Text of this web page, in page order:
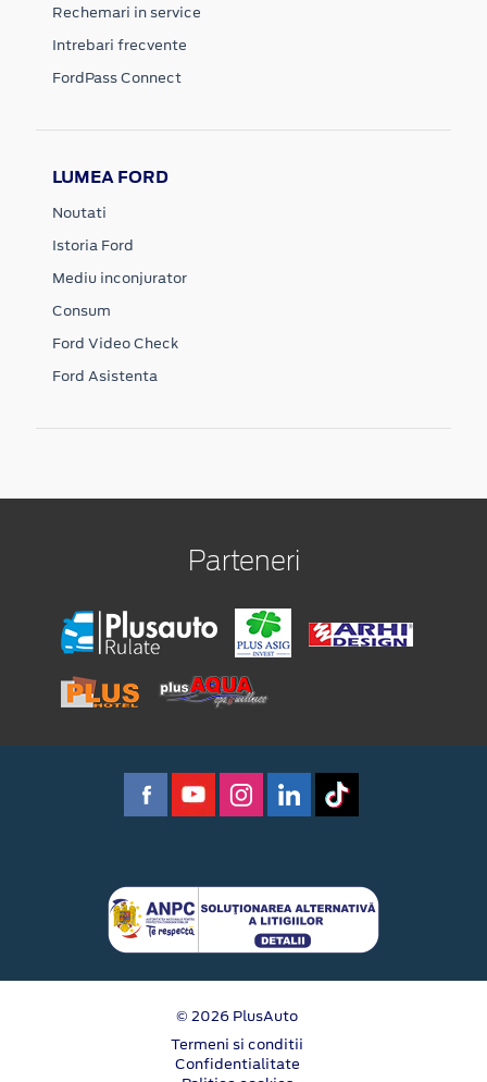
Rechemari in service
Intrebari frecvente
FordPass Connect
LUMEA FORD
Noutati
Istoria Ford
Mediu inconjurator
Consum
Ford Video Check
Ford Asistenta
Parteneri
© 2026 PlusAuto
Termeni si conditii
Confidentialitate